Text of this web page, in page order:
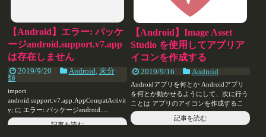
【Android】エラー: パッケ
ージandroid.support.v7.app
は存在しません
2019/9/20 Android, 未分
類
import
android.support.v7.app.AppCompatActivit
y; に エラー: パッケージandroid....
記事を読む
【Android】Image Asset
Studio を使用してアプリア
イコンを作成する
2019/9/16 Android
Androidアプリを何とか Androidアプリ
を何とか動かせるようにして、次に行う
ことは アプリのアイコンを作成するこ
と。 かっ...
記事を読む